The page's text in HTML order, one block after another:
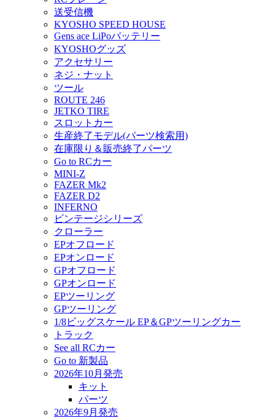
送受信機
KYOSHO SPEED HOUSE
Gens ace LiPoバッテリー
KYOSHOグッズ
アクセサリー
ネジ・ナット
ツール
ROUTE 246
JETKO TIRE
スロットカー
生産終了モデル(パーツ検索用)
在庫限り＆販売終了パーツ
Go to RCカー
MINI-Z
FAZER Mk2
FAZER D2
INFERNO
ビンテージシリーズ
クローラー
EPオフロード
EPオンロード
GPオフロード
GPオンロード
EPツーリング
GPツーリング
1/8ビッグスケール EP＆GPツーリングカー
トラック
See all RCカー
Go to 新製品
2026年10月発売
キット
パーツ
2026年9月発売